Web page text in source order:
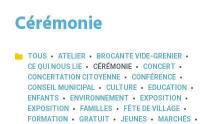
Cérémonie
TOUS ATELIER
BROCANTE VIDE-GRENIER
CE QUI NOUS LIE
CÉRÉMONIE
CONCERT
CONCERTATION CITOYENNE
CONFÉRENCE
CONSEIL MUNICIPAL
CULTURE
EDUCATION
ENFANTS
ENVIRONNEMENT
EXPOSITION
EXPOSITION
FAMILLES
FÊTE DE VILLAGE
FORMATION
GRATUIT JEUNES
MARCHÉS